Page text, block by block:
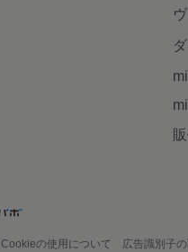
Cookieの使用について 広告識別子